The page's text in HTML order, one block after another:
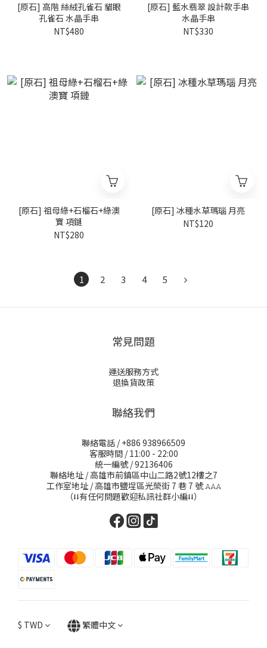
[原石] 高階 絲絨孔雀石 貓眼
孔雀石 水晶手串
NT$480
[原石] 藍水翡翠 設計款手串
水晶手串
NT$330
[原石] 祖母綠+石榴石+綠澳
寶 項鏈
NT$280
[原石] 冰種水草瑪瑙 月亮
NT$120
1 2 3 4 5
常見問題
運送服務方式
退換貨政策
聯絡我們
聯絡電話 / +886 938966509
客服時間 / 11:00 - 22:00
統一編號 / 92136406
聯絡地址 / 高雄市前鎮區中山二路2號12樓之7
工作室地址 / 高雄市鹽埕區光榮街 7 巷 7 號𖤂𖤂𖤂
（⭣⭣有任何問題歡迎私訊社群小編⭣⭣）
$ TWD 繁體中文